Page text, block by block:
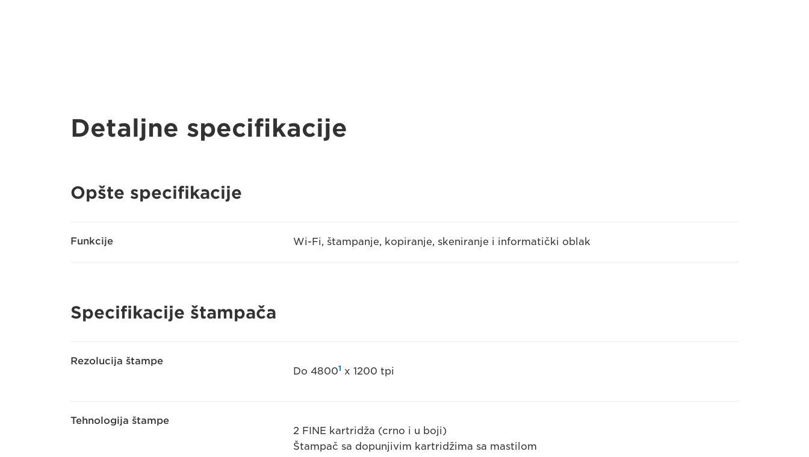
Detaljne specifikacije
Opšte specifikacije
Funkcije Wi-Fi, štampanje, kopiranje, skeniranje i informatički oblak
Specifikacije štampača
Rezolucija štampe
Do 48001 x 1200 tpi
Tehnologija štampe
2 FINE kartridža (crno i u boji)
Štampač sa dopunjivim kartridžima sa mastilom